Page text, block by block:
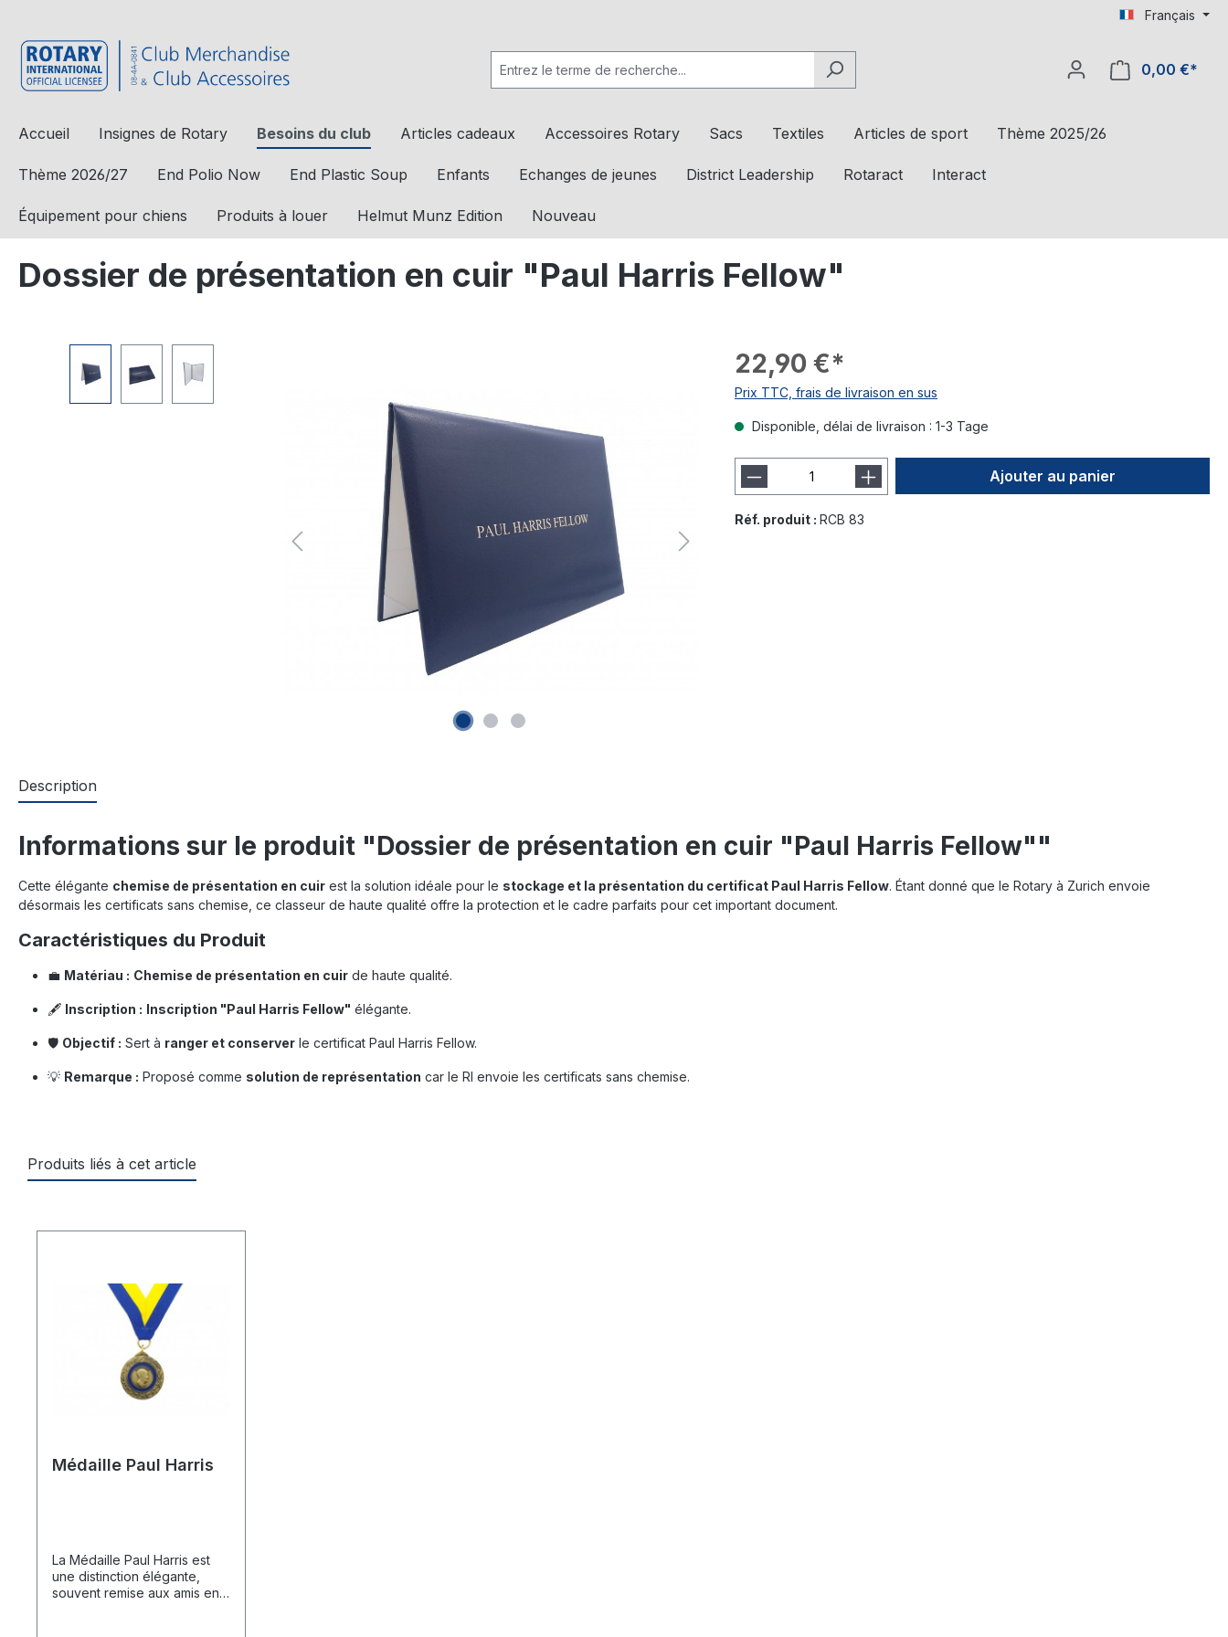
Français
0,00 €*
Accueil Insignes de Rotary Besoins du club Articles cadeaux Accessoires Rotary Sacs Textiles Articles de sport Thème 2025/26
Thème 2026/27 End Polio Now End Plastic Soup Enfants Echanges de jeunes District Leadership Rotaract Interact
Équipement pour chiens Produits à louer Helmut Munz Edition Nouveau
Dossier de présentation en cuir "Paul Harris Fellow"
22,90 €*
Prix TTC, frais de livraison en sus
Disponible, délai de livraison : 1-3 Tage
Ajouter au panier
Réf. produit : RCB 83
Description
Informations sur le produit "Dossier de présentation en cuir "Paul Harris Fellow""
Cette élégante chemise de présentation en cuir est la solution idéale pour le stockage et la présentation du certificat Paul Harris Fellow. Étant donné que le Rotary à Zurich envoie
désormais les certificats sans chemise, ce classeur de haute qualité offre la protection et le cadre parfaits pour cet important document.
Caractéristiques du Produit
💼 Matériau : Chemise de présentation en cuir de haute qualité.
🖋️ Inscription : Inscription "Paul Harris Fellow" élégante.
🛡️ Objectif : Sert à ranger et conserver le certificat Paul Harris Fellow.
💡 Remarque : Proposé comme solution de représentation car le RI envoie les certificats sans chemise.
Produits liés à cet article
Médaille Paul Harris
La Médaille Paul Harris est
une distinction élégante,
souvent remise aux amis en